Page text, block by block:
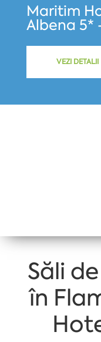
Maritim
Albena 5*
VEZI DETALII
Săli
în